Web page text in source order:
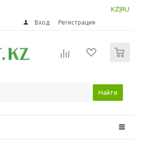
KZ RU
Вход Регистрация
Найти